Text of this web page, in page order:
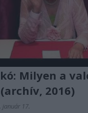
Milyen a
2016)
január 17.